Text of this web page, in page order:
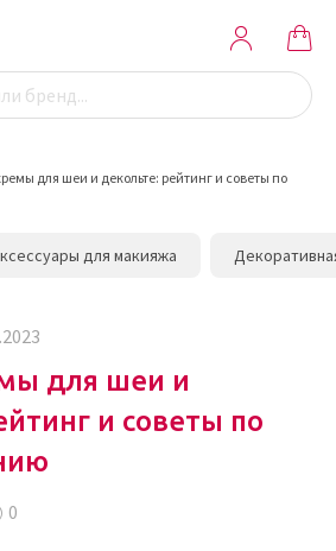
для шеи и декольте: рейтинг и советы по
для макияжа
0
для шеи и
и советы по